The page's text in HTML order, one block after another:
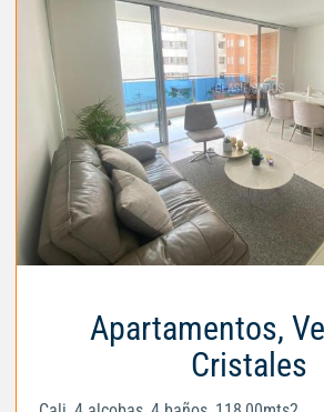
Apartamentos,
Cristales